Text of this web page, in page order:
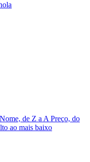
Nome, de Z a A Preço, do
ao mais baixo